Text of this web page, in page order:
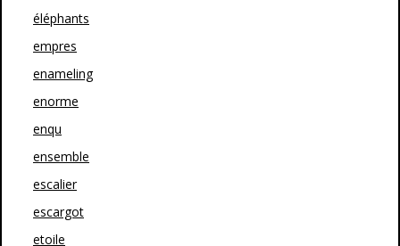
éléphants
empres
enameling
enorme
enqu
ensemble
escalier
escargot
etoile